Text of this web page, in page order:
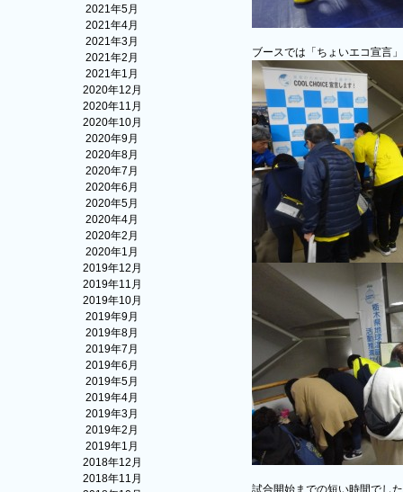
2021年5月
2021年4月
2021年3月
2021年2月
2021年1月
2020年12月
2020年11月
2020年10月
2020年9月
2020年8月
2020年7月
2020年6月
2020年5月
2020年4月
2020年2月
2020年1月
2019年12月
2019年11月
2019年10月
2019年9月
2019年8月
2019年7月
2019年6月
2019年5月
2019年4月
2019年3月
2019年2月
2019年1月
2018年12月
2018年11月
ブースでは「ちょいエコ宣言
試合開始までの短い時間でし